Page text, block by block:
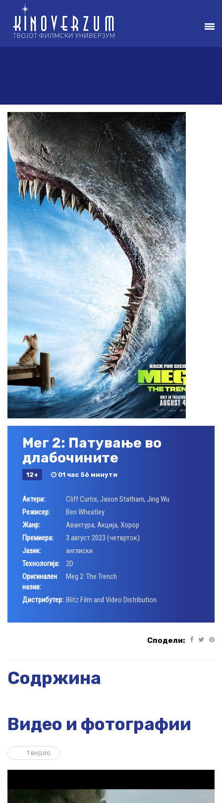
Мег 2: Патување во
длабочините
12+ 01 час 56 минути
Актери: Cliff Curtis, Jason Statham, Jing Wu
Режисер:
Ben Wheatley
Жанр:
Авантура, Акција, Хорор
Премиера:
3 август 2023 (четврток)
Јазик:
англиски
Технологија:
2D
Оригинален
назив:
Meg 2: The Trench
Дистрибутер: Blitz Film and Video Distribution
Сподели:
Содржина
Видео и фотографии
1 видео